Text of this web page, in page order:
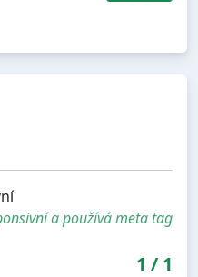
a používá meta tag
1 / 1